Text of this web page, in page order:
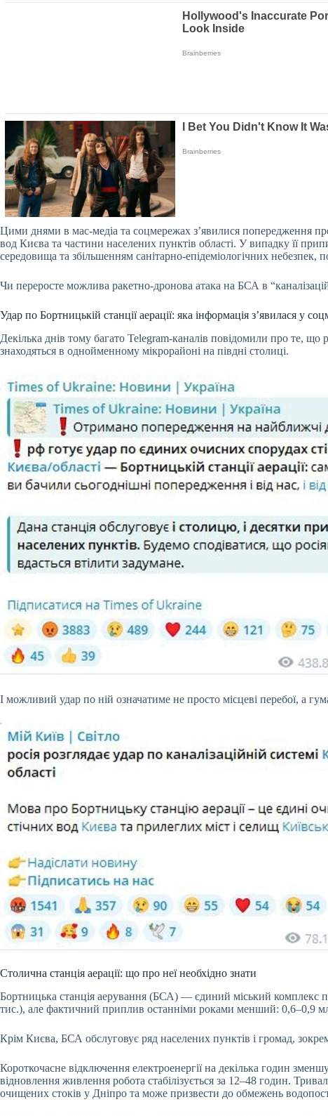
Цими днями в мас-медіа та соцмережах з’явилися попередження
вод Києва та частини населених пунктів області. У випадку її
середовища та збільшенням санітарно-епідеміологічних небезпек,
Чи переросте можлива ракетно-дронова атака на БСА в
Удар по Бортницькій станції аерації: яка інформація з’явилася у
Декілька днів тому багато Telegram-каналів повідомили про те,
знаходяться в однойменному мікрорайоні на півдні столиці.
І можливий удар по ній означатиме не просто місцеві перебої, а
Столична станція аерації: що про неї необхідно знати
Бортницька станція аерування (БСА) — єдиний міський комплекс
тис.), але фактичний приплив останніми роками менший: 0,6–0,9
Крім Києва, БСА обслуговує ряд населених пунктів і громад,
Короткочасне відключення електроенергії на декілька годин
відновлення живлення робота стабілізується за 12–48 годин.
очищених стоків у Дніпро та може призвести до обмежень